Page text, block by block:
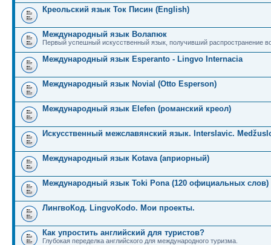
Креольский язык Ток Писин (English)
Международный язык Волапюк
Первый успешный искусственный язык, получивший распространение
Международный язык Esperanto - Lingvo Internacia
Международный язык Novial (Otto Esperson)
Международный язык Elefen (романский креол)
Искусственный межславянский язык. Interslavic.
Международный язык Kotava (априорный)
Международный язык Toki Pona (120 официальных слов)
ЛингвоКод. LingvoKodo. Мои проекты.
Как упростить английский для туристов?
Глубокая переделка английского для международного туризма.